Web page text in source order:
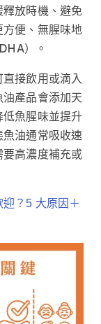
放時機、避免
便、無腥味地
）。
接飲用或滴入
產品會添加天
魚腥味並提升
油通常吸收速
高濃度補充或
？5 大原因＋